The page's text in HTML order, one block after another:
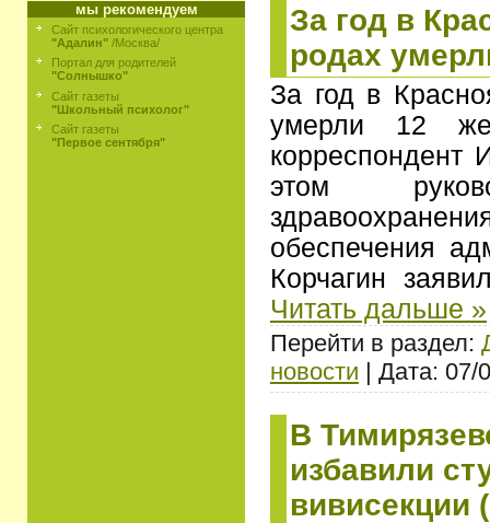
мы рекомендуем
Сайт психологического центра
"Адалин" /Москва/
Портал для родителей
"Солнышко"
Сайт газеты
"Школьный психолог"
Сайт газеты
"Первое сентября"
За год в
родах
За год в
умерли 12
корреспондент
этом
обеспечения
Корчагин
Читать дальше »
Перейти в раздел:
новости | Дата: 07/
В
избавили
вивисекции